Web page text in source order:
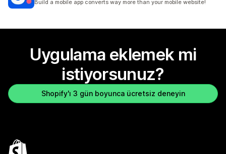
Build a mobile app converts way more than your mobile website!
Uygulama eklemek mi
istiyorsunuz?
Shopify'ı 3 gün boyunca ücretsiz deneyin